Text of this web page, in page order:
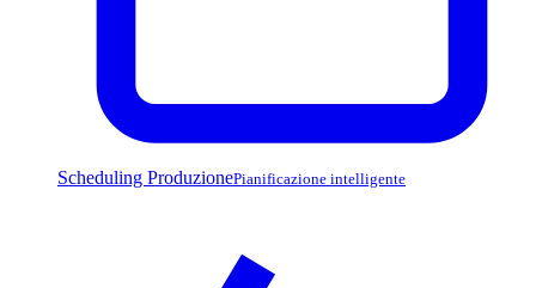
Scheduling ProduzionePianificazione intelligente